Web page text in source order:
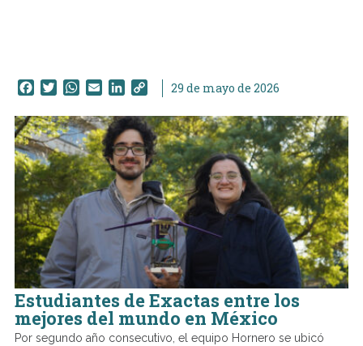
Facebook
TwitterWhatsApp
EmailLinkedIn
Copy29 de mayo de 2026
Estudiantes de Exactas entre los
mejores del mundo en México
Por segundo año consecutivo, el equipo Hornero se ubicó